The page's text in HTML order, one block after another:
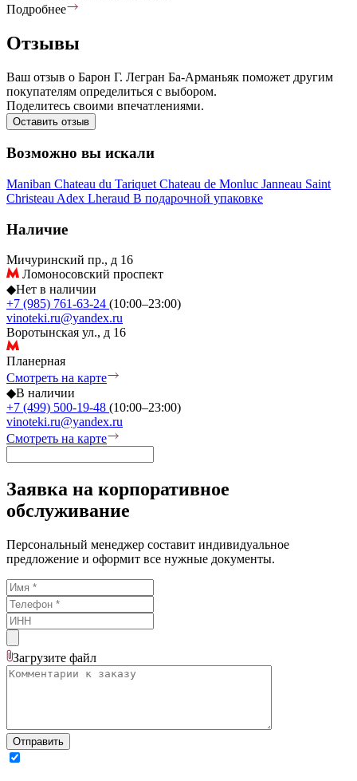
Подробнее
Отзывы
Ваш отзыв о Барон Г. Легран Ба-Арманьяк поможет другим
покупателям определиться с выбором.
Поделитесь своими впечатлениями.
Оставить отзыв
Возможно вы искали
Maniban Chateau du Tariquet Chateau de Monluc Janneau Saint
Christeau Adex Lheraud В подарочной упаковке
Наличие
Мичуринский пр., д 16
Ломоносовский проспект
◆Нет в наличии
+7 (985) 761-63-24 (10:00–23:00)
vinoteki.ru@yandex.ru
Воротынская ул., д 16
Планерная
Смотреть на карте
◆В наличии
+7 (499) 500-19-48 (10:00–23:00)
vinoteki.ru@yandex.ru
Смотреть на карте
Заявка на корпоративное
обслуживание
Персональный менеджер составит индивидуальное
предложение и оформит все нужные документы.
Загрузите файл
Отправить